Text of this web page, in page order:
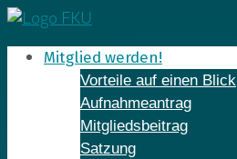
Skip
to
contentMitglied werden!
Vorteile auf einen Blick
Aufnahmeantrag
Mitgliedsbeitrag
Satzung